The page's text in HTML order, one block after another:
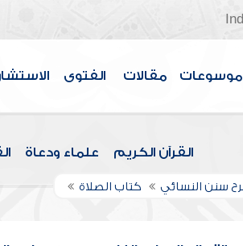
موسوعات مقالات الفتوى
القرآن الكريم علماء ودعاة
سنن النسائي كتاب الصلاة